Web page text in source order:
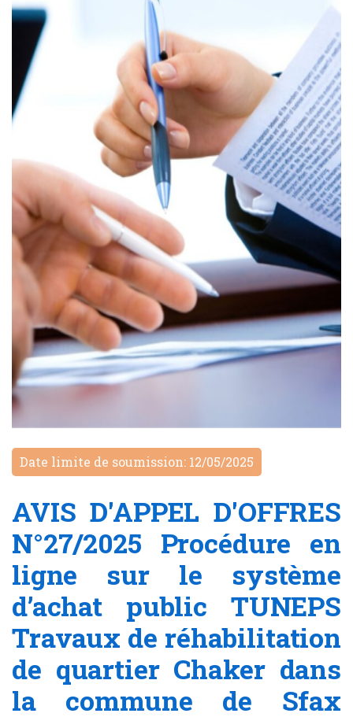
Date limite de soumission: 12/05/2025
AVIS D'APPEL D'OFFRES
N°27/2025 Procédure en
ligne sur le système
d’achat public TUNEPS
Travaux de réhabilitation
de quartier Chaker dans
la commune de Sfax